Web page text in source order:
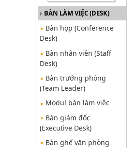
BÀN LÀM VIỆC (DESK)
Bàn họp (Conference
Desk)
Bàn nhân viên (Staff
Desk)
Bàn trưởng phòng
(Team Leader)
Modul bàn làm việc
Bàn giám đốc
(Executive Desk)
Bàn ghế văn phòng